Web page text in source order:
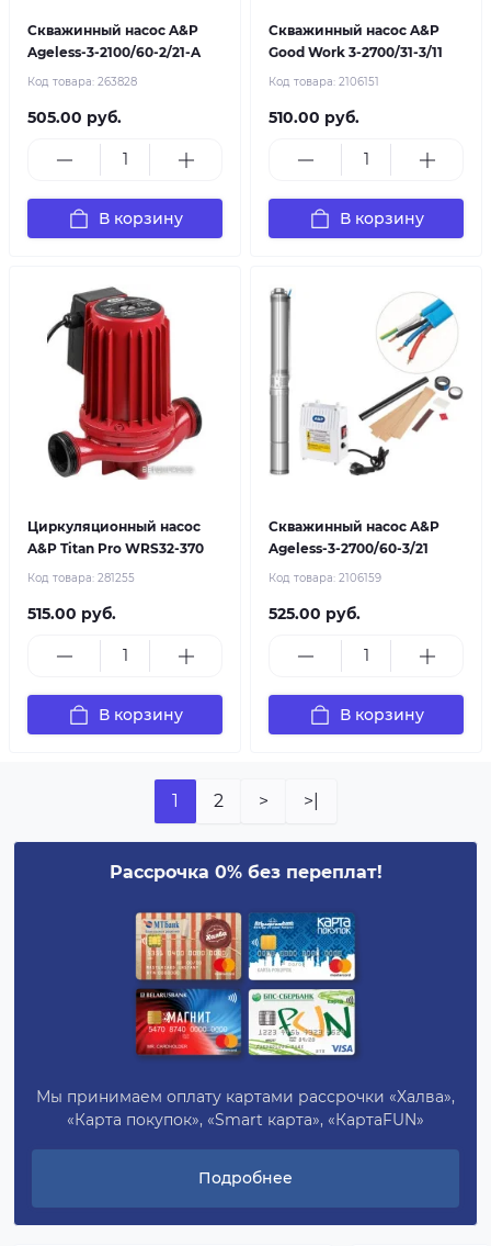
Скважинный насос A&P
Ageless-3-2100/60-2/21-A
Код товара: 263828
505.00 руб.
В корзину
Скважинный насос A&P
Good Work 3-2700/31-3/11
Код товара: 2106151
510.00 руб.
В корзину
Циркуляционный насос
A&P Titan Pro WRS32-370
Код товара: 281255
515.00 руб.
В корзину
Скважинный насос A&P
Ageless-3-2700/60-3/21
Код товара: 2106159
525.00 руб.
В корзину
1 2 > >|
Рассрочка 0% без переплат!
Мы принимаем оплату картами рассрочки «Халва»,
«Карта покупок», «Smart карта», «КартаFUN»
Подробнее